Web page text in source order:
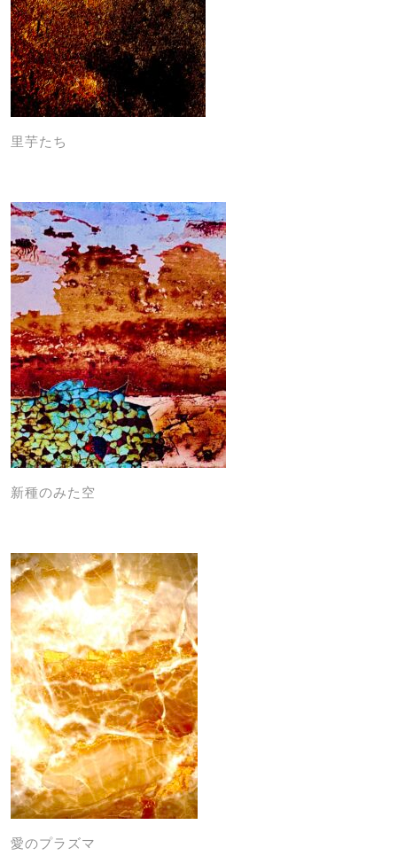
里芋たち
新種のみた空
愛のプラズマ